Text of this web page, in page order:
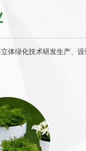
体绿化技术研发生产、